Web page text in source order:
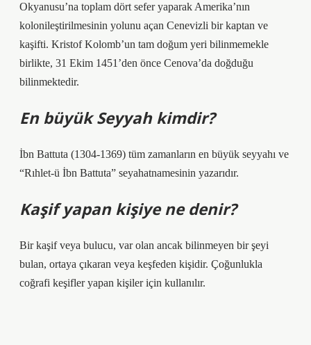
Okyanusu’na toplam dört sefer yaparak Amerika’nın
kolonileştirilmesinin yolunu açan Cenevizli bir kaptan ve
kaşifti. Kristof Kolomb’un tam doğum yeri bilinmemekle
birlikte, 31 Ekim 1451’den önce Cenova’da doğduğu
bilinmektedir.
En büyük Seyyah kimdir?
İbn Battuta (1304-1369) tüm zamanların en büyük seyyahı ve
“Rıhlet-ü İbn Battuta” seyahatnamesinin yazarıdır.
Kaşif yapan kişiye ne denir?
Bir kaşif veya bulucu, var olan ancak bilinmeyen bir şeyi
bulan, ortaya çıkaran veya keşfeden kişidir. Çoğunlukla
coğrafi keşifler yapan kişiler için kullanılır.